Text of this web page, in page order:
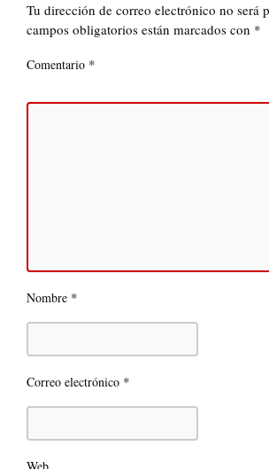
Tu dirección de correo electrónico no será
campos obligatorios están marcados con *
Comentario *
Nombre *
Correo electrónico *